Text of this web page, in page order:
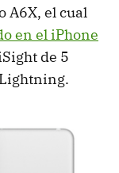
A6X, el cual
en el iPhone
de 5